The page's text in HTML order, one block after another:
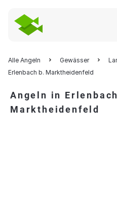
Alle Angeln Gewässer
Erlenbach b. Marktheidenfeld
Angeln in
Marktheidenfeld